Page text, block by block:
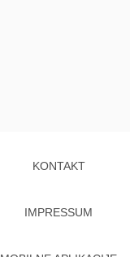
KONTAKT
IMPRESSUM